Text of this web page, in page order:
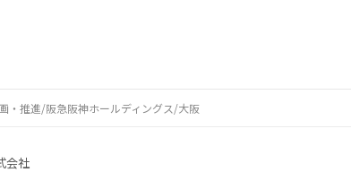
・推進/阪急阪神ホールディングス/大阪
会社